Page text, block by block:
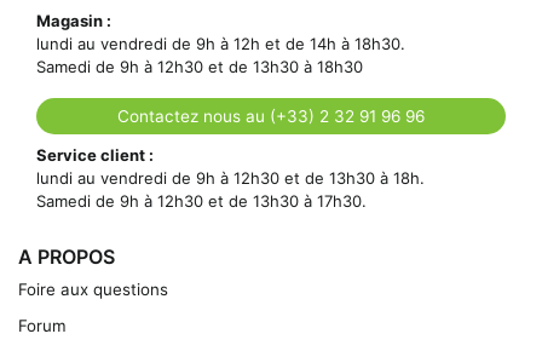
Magasin :
lundi au vendredi de 9h à 12h et de 14h à 18h30.
Samedi de 9h à 12h30 et de 13h30 à 18h30
Contactez nous au (+33) 2 32 91 96 96
Service client :
lundi au vendredi de 9h à 12h30 et de 13h30 à 18h.
Samedi de 9h à 12h30 et de 13h30 à 17h30.
A PROPOS
Foire aux questions
Forum